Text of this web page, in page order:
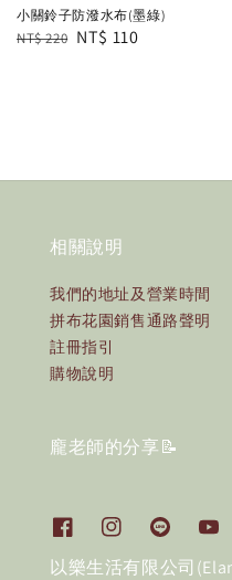
小關鈴子防潑水布(墨綠)
Regular
NT$ 220 Sale
NT$ 110
相關說明
我們的地址及營業時間
拼布花園銷售通路聲明
註冊指引
購物說明
龐老師的分享📝
以樂生活有限公司